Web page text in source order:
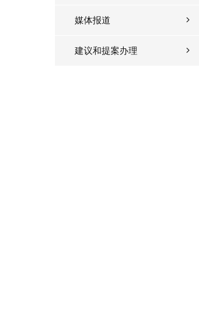
媒体报道
建议和提案办理